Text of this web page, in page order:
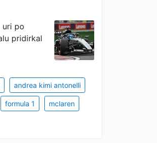
uri po
pridirkal
andrea kimi antonelli
formula 1 mclaren